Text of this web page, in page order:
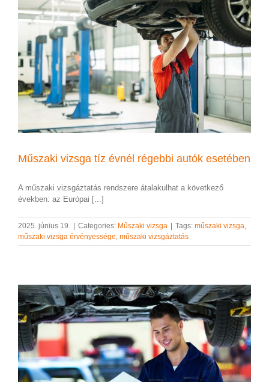
Műszaki vizsga tíz évnél régebbi autók esetében
A műszaki vizsgáztatás rendszere átalakulhat a következő
években: az Európai [...]
2025. június 19. Categories: Műszaki vizsga Tags: műszaki vizsga,
műszaki vizsga érvényessége, műszaki vizsgáztatás